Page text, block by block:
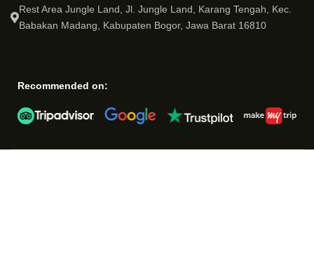
Rest Area Jungle Land, Jl. Jungle Land, Karang Tengah, Kec.
Babakan Madang, Kabupaten Bogor, Jawa Barat 16810
Recommended on: